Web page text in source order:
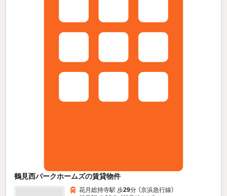
鶴見西パークホームズの賃貸物件
花月総持寺駅 歩29分 （京浜急行線）